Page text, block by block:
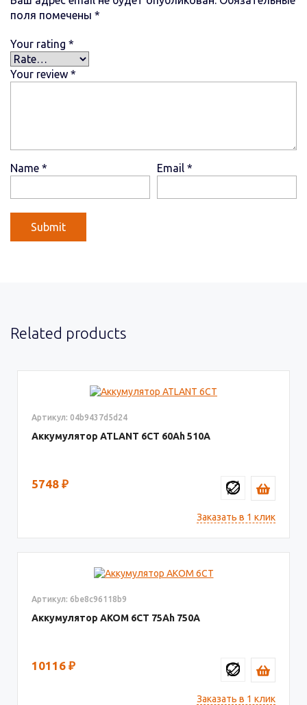
поля помечены *
Your rating *
Your review *
Name * Email *
Related products
Артикул: 04b9437d5d24
Аккумулятор ATLANT 6СТ 60 510
5748 ₽
Заказать в 1 клик
Артикул: 6be8c96118b9
Аккумулятор AКОМ 6СТ 75 750
10116 ₽
Заказать в 1 клик